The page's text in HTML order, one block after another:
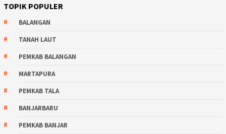
TOPIK POPULER
BALANGAN
TANAH LAUT
PEMKAB BALANGAN
MARTAPURA
PEMKAB TALA
BANJARBARU
PEMKAB BANJAR